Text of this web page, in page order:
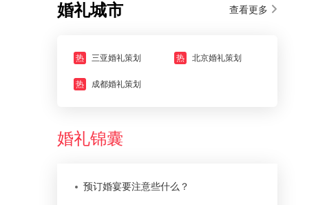
婚礼城市 查看更多
热 三亚婚礼策划 热 北京婚礼策划
热 成都婚礼策划
婚礼锦囊
预订婚宴要注意些什么？